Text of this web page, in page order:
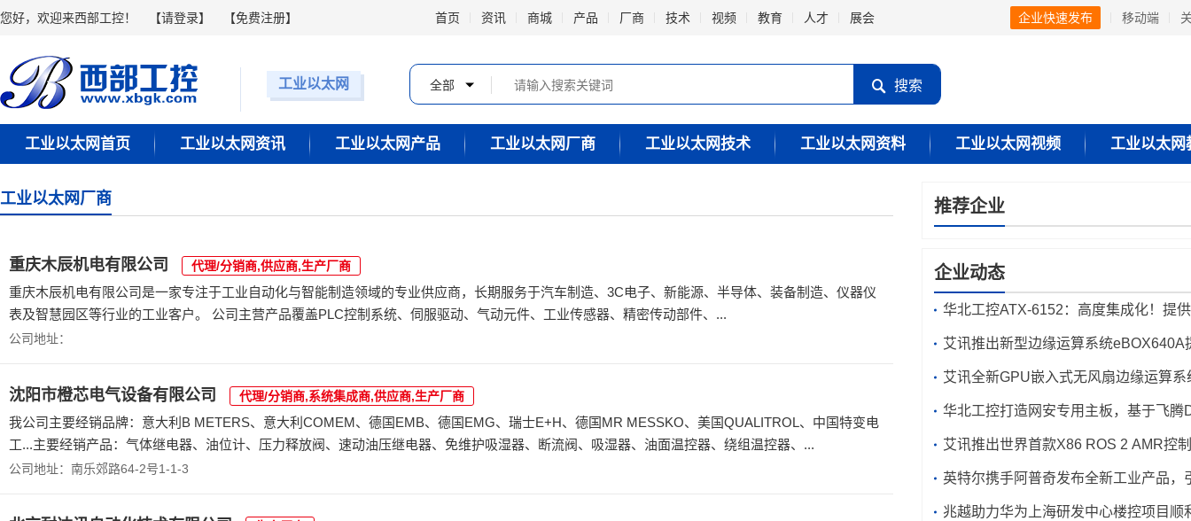
您好，欢迎来西部工控！ 【请登录】 【免费注册】 首页 资讯 商城 产品 厂商 技术 视频 教育 人才 展会 企业快速发布 移动端
工业以太网 全部 搜索
工业以太网首页 工业以太网资讯 工业以太网产品 工业以太网厂商 工业以太网技术 工业以太网资料 工业以太网视频 工业以太网
工业以太网厂商
重庆木辰机电有限公司 代理/分销商,供应商,生产厂商
重庆木辰机电有限公司是一家专注于工业自动化与智能制造领域的专业供应商，长期服务于汽车制造、3C电子、新能源、半导体、装备制造、仪器仪
表及智慧园区等行业的工业客户。 公司主营产品覆盖PLC控制系统、伺服驱动、气动元件、工业传感器、精密传动部件、...
公司地址：
沈阳市橙芯电气设备有限公司 代理/分销商,系统集成商,供应商,生产厂商
我公司主要经销品牌：意大利B METERS、意大利COMEM、德国EMB、德国EMG、瑞士E+H、德国MR MESSKO、美国QUALITROL、中国特变电
工...主要经销产品：气体继电器、油位计、压力释放阀、速动油压继电器、免维护吸湿器、断流阀、吸湿器、油面温控器、绕组温控器、...
公司地址：南乐郊路64-2号1-1-3
推荐企业
企业动态
华北工控ATX-6152：高度集成化！提
性能和可扩展性
艾讯推出新型边缘运算系统eBOX640A
智慧效能驱动自动化流程
艾讯全新GPU嵌入式无风扇边缘运算系
eBOX671B优化智能制造场域
华北工控打造网安专用主板，基于飞腾
处理器的FWMB-7552
艾讯推出世界首款X86 ROS 2 AMR控
ROBOX500
英特尔携手阿普奇发布全新工业产品，
造业智能化转型升级
兆越助力华为上海研发中心楼控项目顺